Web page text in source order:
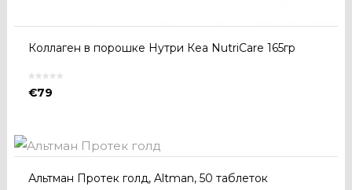
Коллаген в порошке Нутри Кеа NutriCare 165гр
€79
Альтман Протек голд, Altman, 50 таблеток